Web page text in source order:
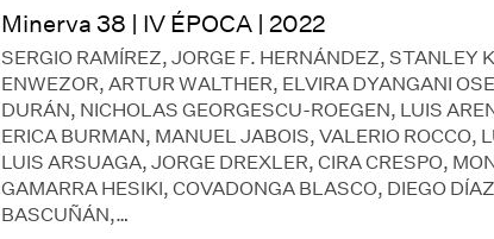
Minerva 38 | IV ÉPOCA | 2022
SERGIO RAMÍREZ, JORGE F. HERNÁNDEZ, STANLEY
ENWEZOR, ARTUR WALTHER, ELVIRA DYANGANI
DURÁN, NICHOLAS GEORGESCU-ROEGEN, LUIS
ERICA BURMAN, MANUEL JABOIS, VALERIO ROCCO,
LUIS ARSUAGA, JORGE DREXLER, CIRA CRESPO,
GAMARRA HESIKI, COVADONGA BLASCO, DIEGO
BASCUÑÁN,…